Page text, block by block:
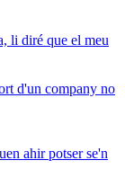
li diré que el meu
d'un company no
ahir potser se'n